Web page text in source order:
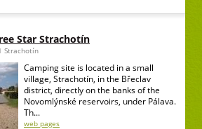
Star Strachotín
Strachotín
Camping site is located in a small
village, Strachotín, in the Břeclav
district, directly on the banks of the
Novomlýnské reservoirs, under Pálava.
Th...
web pages